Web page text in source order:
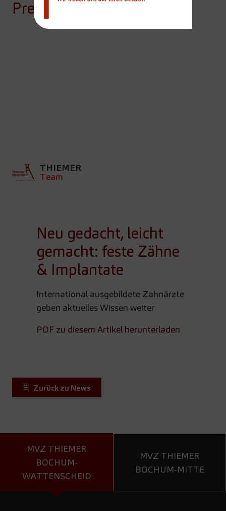
Presse
THIEMER
Team
Neu gedacht, leicht
gemacht: feste Zähne
& Implantate
International ausgebildete Zahnärzte
geben aktuelles Wissen weiter
PDF zu diesem Artikel herunterladen
Zurück zu News
MVZ THIEMER
BOCHUM-
WATTENSCHEID
MVZ THIEMER
BOCHUM-MITTE